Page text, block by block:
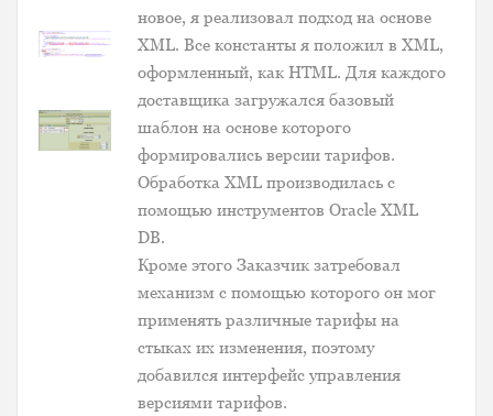
новое, я реализовал подход на основе
XML. Все константы я положил в XML,
оформленный, как HTML. Для каждого
доставщика загружался базовый
шаблон на основе которого
формировались версии тарифов.
Обработка XML производилась с
помощью инструментов Oracle XML
DB.
Кроме этого Заказчик затребовал
механизм с помощью которого он мог
применять различные тарифы на
стыках их изменения, поэтому
добавился интерфейс управления
версиями тарифов.